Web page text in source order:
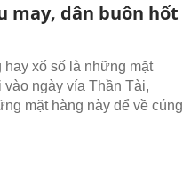
may, dân buôn hốt
xổ số là những mặt
ngày vía Thần Tài,
mặt hàng này để về cúng